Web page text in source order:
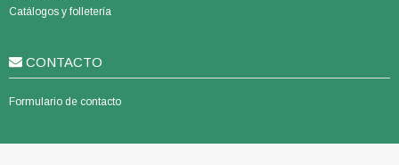
Catálogos y folletería
CONTACTO
Formulario de contacto